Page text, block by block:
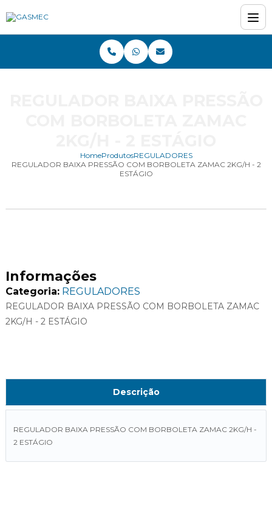
HomeProdutosREGULADORES
REGULADOR BAIXA PRESSÃO COM BORBOLETA ZAMAC 2KG/H - 2
ESTÁGIO
Informações
Categoria: REGULADORES
REGULADOR BAIXA PRESSÃO COM BORBOLETA ZAMAC
2KG/H - 2 ESTÁGIO
Descrição
REGULADOR BAIXA PRESSÃO COM BORBOLETA ZAMAC 2KG/H -
2 ESTÁGIO